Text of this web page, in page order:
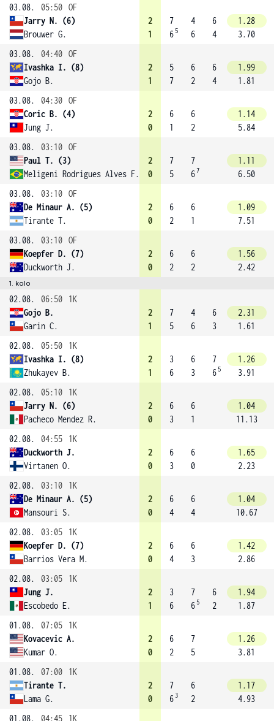
03.08.
05:50 OF
Jarry N. (6)
Brouwer G.
2
1
7
6 5
4
6
6
4
1.28
3.70
03.08.
04:40 OF
Ivashka I. (8)
Gojo B.
2
1
5
7
6
2
6
4
1.99
1.81
03.08.
04:30 OF
Coric B. (4)
Jung J.
2
0
6
1
6
2
1.14
5.84
03.08.
03:10 OF
Paul T. (3)
Meligeni Rodrigues Alves F.
2
0
7
5
7
67
1.11
6.50
03.08.
03:10 OF
De Minaur A. (5)
Tirante T.
2
0
6
2
6
1
1.09
7.51
03.08.
03:10 OF
Koepfer D. (7)
Duckworth J.
2
0
6
2
6
2
1.56
2.42
1. kolo
02.08. 06:50
1K
Gojo B.
Garin C.
2
1
7
5
4
6
6
3
2.31
1.61
02.08.
05:50
1K
Ivashka I. (8)
Zhukayev B.
2
1
3
6
6
3
7
6 5
1.26
3.91
02.08.
05:10
1K
Jarry N. (6)
Pacheco Mendez R.
2
0
6
3
6
1
1.04
11.13
02.08.
04:55
1K
Duckworth J.
Virtanen O.
2
0
6
3
6
0
1.65
2.23
02.08.
03:10
1K
De Minaur A. (5)
Mansouri S.
2
0
6
4
6
4
1.04
10.67
02.08.
03:05
1K
Koepfer D. (7)
Barrios Vera M.
2
0
6
4
6
3
1.42
2.86
02.08.
03:05
1K
Jung J.
Escobedo E.
2
1
3
6
7
6 5
6
2
1.94
1.87
01.08.
07:05
1K
Kovacevic A.
Kumar O.
2
0
6
2
7
5
1.26
3.81
01.08.
07:00
1K
Tirante T.
Lama G.
2
0
7
6 3
6
2
1.17
4.93
01.08.
04:45 1K